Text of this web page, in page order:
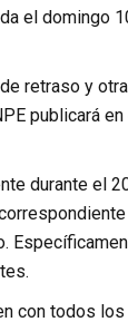
el domingo
retraso y
publicará en
durante el
con todos